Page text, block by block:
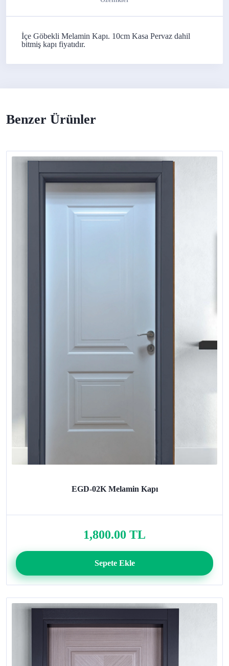
İçe Göbekli Melamin Kapı. 10cm Kasa Pervaz dahil
bitmiş kapı fiyatıdır.
Benzer Ürünler
EGD-02K Melamin Kapı
1,800.00 TL
Sepete Ekle